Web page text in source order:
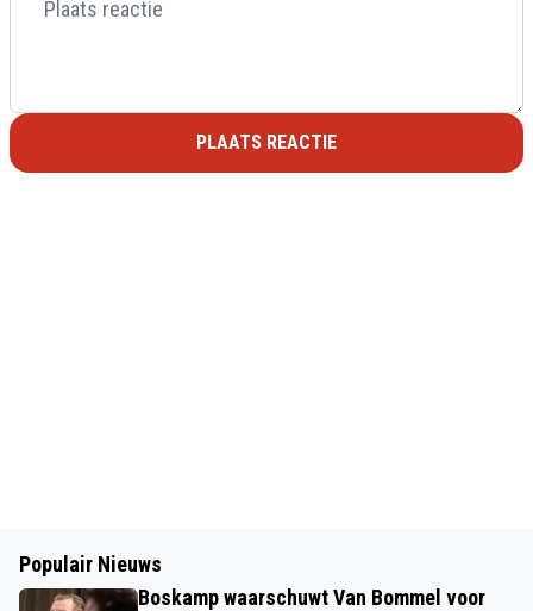
PLAATS REACTIE
Populair Nieuws
Boskamp waarschuwt Van Bommel voor